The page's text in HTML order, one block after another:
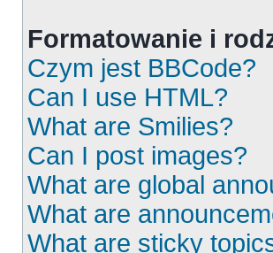
Formatowanie i
Czym jest BBCode?
Can I use HTML?
What are Smilies?
Can I post images?
What are global
What are
What are sticky